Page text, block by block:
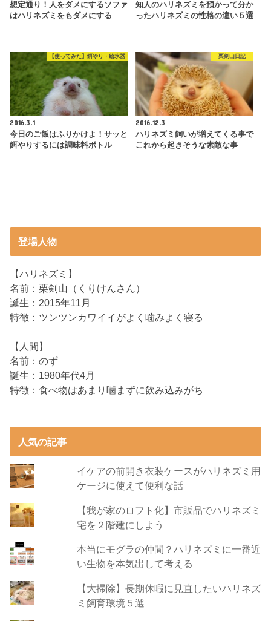
想定通り！人をダメにするソファ
はハリネズミをもダメにする
知人のハリネズミを預かって分か
ったハリネズミの性格の違い５選
【使ってみた】餌やり・給水器
2016.3.1
今日のご飯はふりかけよ！サッと
餌やりするには調味料ボトル
栗剣山日記
2016.12.3
ハリネズミ飼いが増えてくる事で
これから起きそうな素敵な事
登場人物
【ハリネズミ】
名前：栗剣山（くりけんさん）
誕生：2015年11月
特徴：ツンツンカワイイがよく噛みよく寝る
【人間】
名前：のず
誕生：1980年代4月
特徴：食べ物はあまり噛まずに飲み込みがち
人気の記事
イケアの前開き衣装ケースがハリネズミ用
ケージに使えて便利な話
【我が家のロフト化】市販品でハリネズミ
宅を２階建にしよう
本当にモグラの仲間？ハリネズミに一番近
い生物を本気出して考える
【大掃除】長期休暇に見直したいハリネズ
ミ飼育環境５選